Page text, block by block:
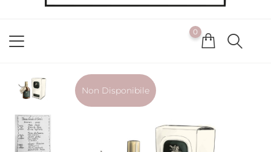
cookie, puoi farlo
0
Non Disponibile